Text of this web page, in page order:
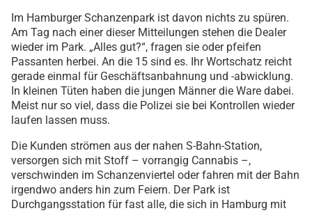
Im Hamburger Schanzenpark ist davon nichts zu spüren.
Am Tag nach einer dieser Mitteilungen stehen die Dealer
wieder im Park. „Alles gut?“, fragen sie oder pfeifen
Passanten herbei. An die 15 sind es. Ihr Wortschatz reicht
gerade einmal für Geschäftsanbahnung und -abwicklung.
In kleinen Tüten haben die jungen Männer die Ware dabei.
Meist nur so viel, dass die Polizei sie bei Kontrollen wieder
laufen lassen muss.
Die Kunden strömen aus der nahen S-Bahn-Station,
versorgen sich mit Stoff – vorrangig Cannabis –,
verschwinden im Schanzenviertel oder fahren mit der Bahn
irgendwo anders hin zum Feiern. Der Park ist
Durchgangsstation für fast alle, die sich in Hamburg mit